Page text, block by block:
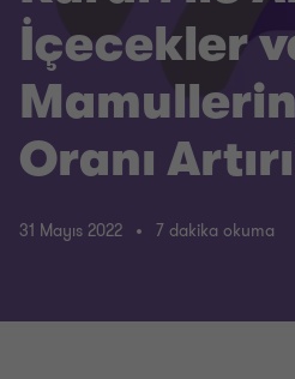
İçecekler
Oranı
31 Mayıs 2022 7 dakika okuma